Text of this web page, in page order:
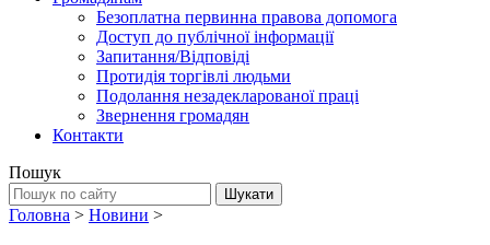
Безоплатна первинна правова допомога
Доступ до публічної інформації
Запитання/Відповіді
Протидія торгівлі людьми
Подолання незадекларованої праці
Звернення громадян
Контакти
Пошук
Головна > Новини >